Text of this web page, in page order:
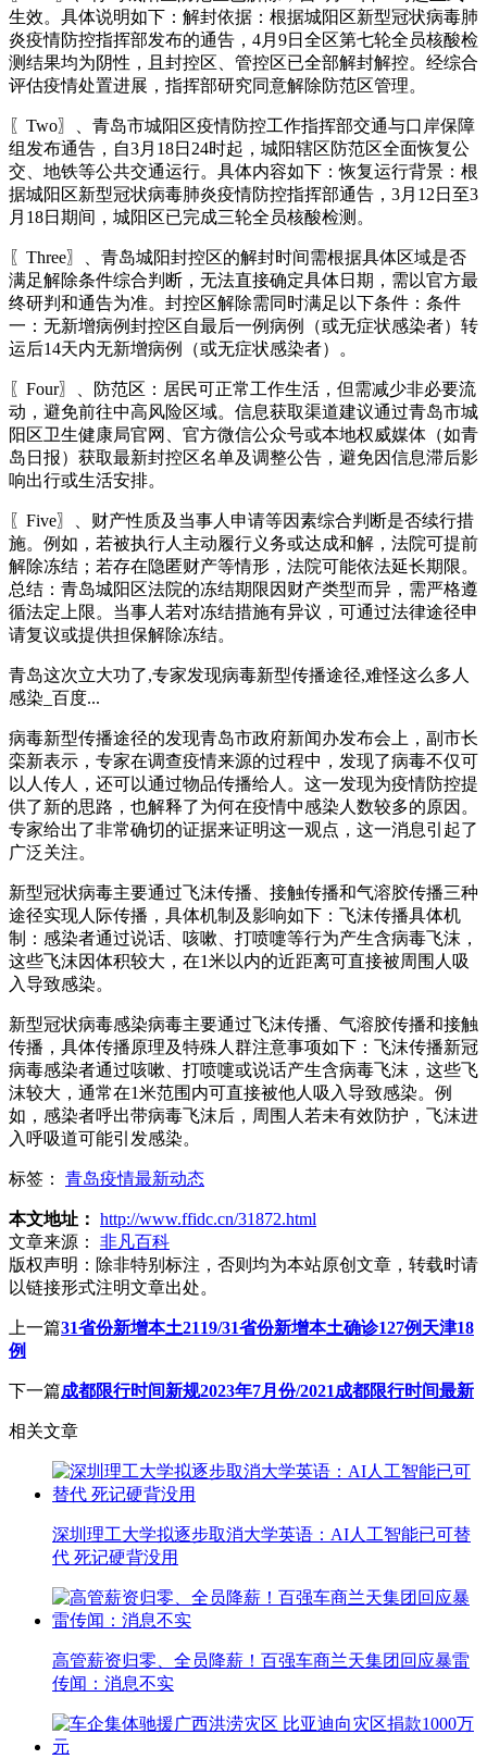
生效。具体说明如下：解封依据：根据城阳区新型冠状病毒肺
炎疫情防控指挥部发布的通告，4月9日全区第七轮全员核酸检
测结果均为阴性，且封控区、管控区已全部解封解控。经综合
评估疫情处置进展，指挥部研究同意解除防范区管理。
〖Two〗、青岛市城阳区疫情防控工作指挥部交通与口岸保障
组发布通告，自3月18日24时起，城阳辖区防范区全面恢复公
交、地铁等公共交通运行。具体内容如下：恢复运行背景：根
据城阳区新型冠状病毒肺炎疫情防控指挥部通告，3月12日至3
月18日期间，城阳区已完成三轮全员核酸检测。
〖Three〗、青岛城阳封控区的解封时间需根据具体区域是否
满足解除条件综合判断，无法直接确定具体日期，需以官方最
终研判和通告为准。封控区解除需同时满足以下条件：条件
一：无新增病例封控区自最后一例病例（或无症状感染者）转
运后14天内无新增病例（或无症状感染者）。
〖Four〗、防范区：居民可正常工作生活，但需减少非必要流
动，避免前往中高风险区域。信息获取渠道建议通过青岛市城
阳区卫生健康局官网、官方微信公众号或本地权威媒体（如青
岛日报）获取最新封控区名单及调整公告，避免因信息滞后影
响出行或生活安排。
〖Five〗、财产性质及当事人申请等因素综合判断是否续行措
施。例如，若被执行人主动履行义务或达成和解，法院可提前
解除冻结；若存在隐匿财产等情形，法院可能依法延长期限。
总结：青岛城阳区法院的冻结期限因财产类型而异，需严格遵
循法定上限。当事人若对冻结措施有异议，可通过法律途径申
请复议或提供担保解除冻结。
青岛这次立大功了,专家发现病毒新型传播途径,难怪这么多人
感染_百度...
病毒新型传播途径的发现青岛市政府新闻办发布会上，副市长
栾新表示，专家在调查疫情来源的过程中，发现了病毒不仅可
以人传人，还可以通过物品传播给人。这一发现为疫情防控提
供了新的思路，也解释了为何在疫情中感染人数较多的原因。
专家给出了非常确切的证据来证明这一观点，这一消息引起了
广泛关注。
新型冠状病毒主要通过飞沫传播、接触传播和气溶胶传播三种
途径实现人际传播，具体机制及影响如下：飞沫传播具体机
制：感染者通过说话、咳嗽、打喷嚏等行为产生含病毒飞沫，
这些飞沫因体积较大，在1米以内的近距离可直接被周围人吸
入导致感染。
新型冠状病毒感染病毒主要通过飞沫传播、气溶胶传播和接触
传播，具体传播原理及特殊人群注意事项如下：飞沫传播新冠
病毒感染者通过咳嗽、打喷嚏或说话产生含病毒飞沫，这些飞
沫较大，通常在1米范围内可直接被他人吸入导致感染。例
如，感染者呼出带病毒飞沫后，周围人若未有效防护，飞沫进
入呼吸道可能引发感染。
标签： 青岛疫情最新动态
本文地址： http://www.ffidc.cn/31872.html
文章来源：
非凡百科
版权声明： 除非特别标注，否则均为本站原创文章，转载时请
以链接形式注明文章出处。
上一篇31省份新增本土2119/31省份新增本土确诊127例天津18
例
下一篇成都限行时间新规2023年7月份/2021成都限行时间最新
相关文章
深圳理工大学拟逐步取消大学英语：AI人工智能已可替
代 死记硬背没用
高管薪资归零、全员降薪！百强车商兰天集团回应暴雷
传闻：消息不实